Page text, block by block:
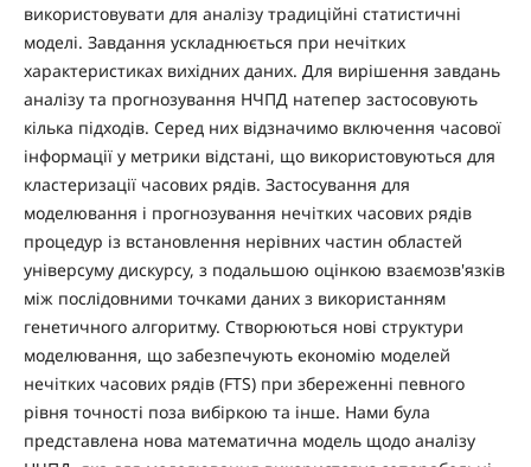
використовувати для аналізу традиційні статистичні
моделі. Завдання ускладнюється при нечітких
характеристиках вихідних даних. Для вирішення завдань
аналізу та прогнозування НЧПД натепер застосовують
кілька підходів. Серед них відзначимо включення часової
інформації у метрики відстані, що використовуються для
кластеризації часових рядів. Застосування для
моделювання і прогнозування нечітких часових рядів
процедур із встановлення нерівних частин областей
універсуму дискурсу, з подальшою оцінкою взаємозв'язків
між послідовними точками даних з використанням
генетичного алгоритму. Створюються нові структури
моделювання, що забезпечують економію моделей
нечітких часових рядів (FTS) при збереженні певного
рівня точності поза вибіркою та інше. Нами була
представлена нова математична модель щодо аналізу